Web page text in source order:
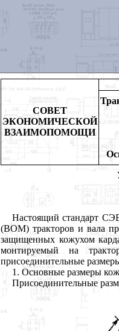
СОВЕТ
ЭКОНОМИЧЕСКОЙ
ВЗАИМОПОМОЩИ
Настоящий стандарт
(ВОМ) тракторов и вала
защищенных кожухом
монтируемый на
присоединительные
1 . Основные размеры
Присоединительные